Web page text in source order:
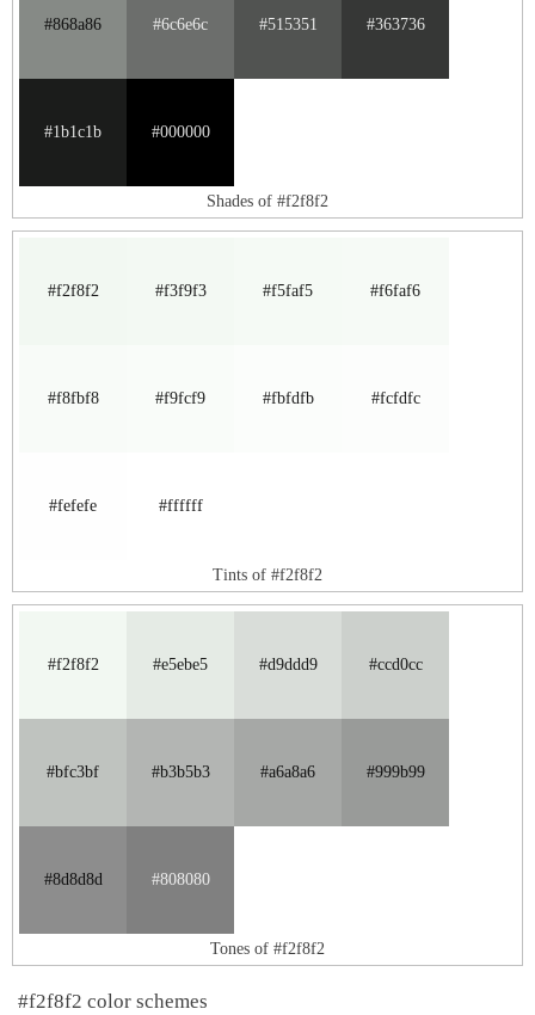
#868a86 #6c6e6c #515351 #363736
#1b1c1b #000000
Shades of #f2f8f2
#f2f8f2 #f3f9f3 #f5faf5 #f6faf6
#f8fbf8 #f9fcf9 #fbfdfb #fcfdfc
#fefefe #ffffff
Tints of #f2f8f2
#f2f8f2 #e5ebe5 #d9ddd9 #ccd0cc
#bfc3bf #b3b5b3 #a6a8a6 #999b99
#8d8d8d #808080
Tones of #f2f8f2
#f2f8f2 color schemes